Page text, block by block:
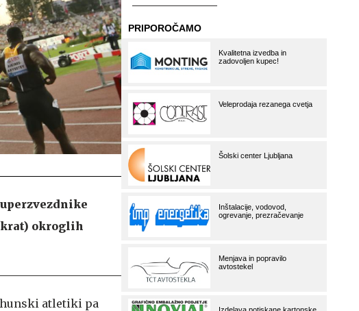
okroglih
atletiki pa